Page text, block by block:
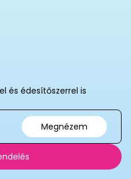
és édesítőszerrel is
Megnézem